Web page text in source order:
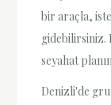
bir araçla,
gidebilirsiniz.
seyahat
Denizli'de